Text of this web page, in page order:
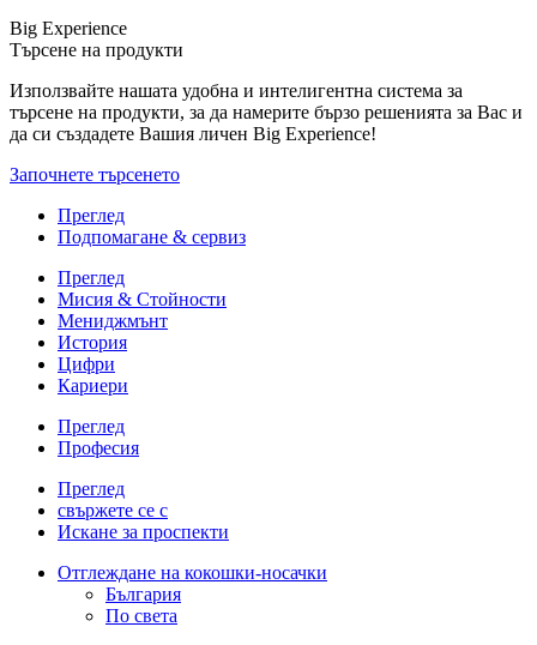
Big Experience
Търсене на продукти
Използвайте нашата удобна и интелигентна система за
търсене на продукти, за да намерите бързо решенията за Вас и
да си създадете Вашия личен Big Experience!
Започнете търсенето
Преглед
Подпомагане & сервиз
Преглед
Мисия & Стойности
Мениджмънт
История
Цифри
Кариери
Преглед
Професия
Преглед
свържете се с
Искане за проспекти
Отглеждане на кокошки-носачки
България
По света